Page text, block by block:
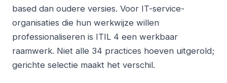
based dan oudere versies. Voor IT-service-
organisaties die hun werkwijze willen
professionaliseren is ITIL 4 een werkbaar
raamwerk. Niet alle 34 practices hoeven uitgerold;
gerichte selectie maakt het verschil.